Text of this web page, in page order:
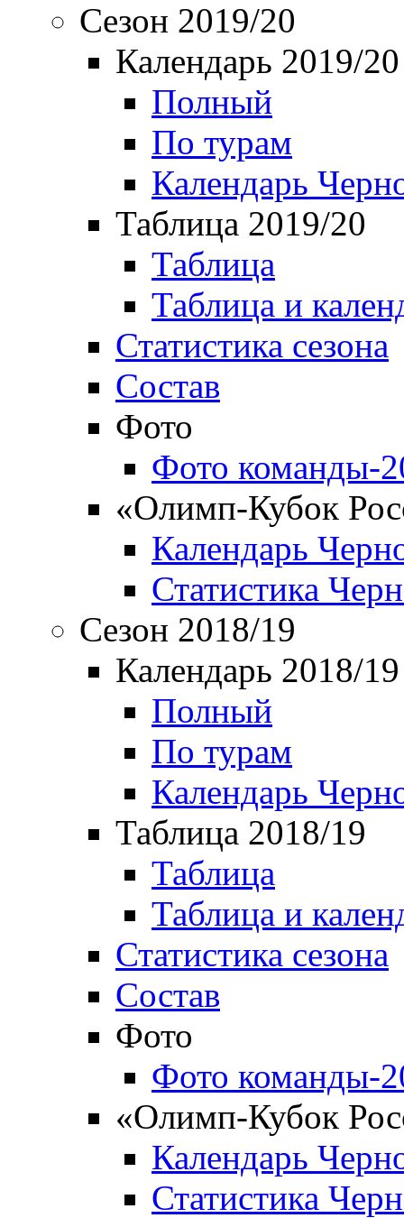
Сезон 2019/20
Календарь 2019/20
Полный
По турам
Календарь
Таблица 2019/20
Таблица
Таблица и
Статистика сезона
Состав
Фото
Фото команды-
«Олимп-Кубок
Календарь
Статистика
Сезон 2018/19
Календарь 2018/19
Полный
По турам
Календарь
Таблица 2018/19
Таблица
Таблица и
Статистика сезона
Состав
Фото
Фото команды-
«Олимп-Кубок
Календарь
Статистика